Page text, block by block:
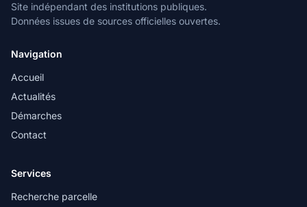
Site indépendant des institutions publiques.
Données issues de sources officielles ouvertes.
Navigation
Accueil
Actualités
Démarches
Contact
Services
Recherche parcelle